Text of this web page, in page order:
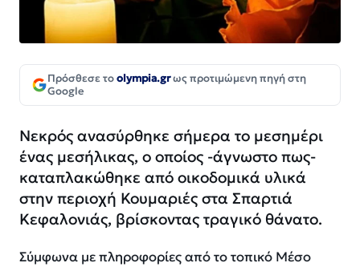
Πρόσθεσε τοolympia.grως προτιμώμενη πηγή στη
Google
Νεκρός ανασύρθηκε σήμερα το μεσημέρι
ένας μεσήλικας, ο οποίος -άγνωστο πως-
καταπλακώθηκε από οικοδομικά υλικά
στην περιοχή Κουμαριές στα Σπαρτιά
Κεφαλονιάς, βρίσκοντας τραγικό θάνατο.
Σύμφωνα με πληροφορίες από το τοπικό Μέσο